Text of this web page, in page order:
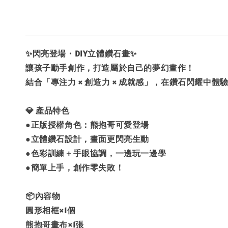
✨閃亮登場・DIY立體鑽石畫✨
讓孩子動手創作，打造屬於自己的夢幻畫作！
結合「專注力 × 創造力 × 成就感」，在鑽石閃耀中體驗
💎 產品特色
●正版授權角色：熊抱哥可愛登場
●立體鑽石設計，畫面更閃亮生動
●色彩訓練＋手眼協調，一邊玩一邊學
●簡單上手，創作零失敗！
📦內容物
圓形相框×1個
熊抱哥畫布×1張